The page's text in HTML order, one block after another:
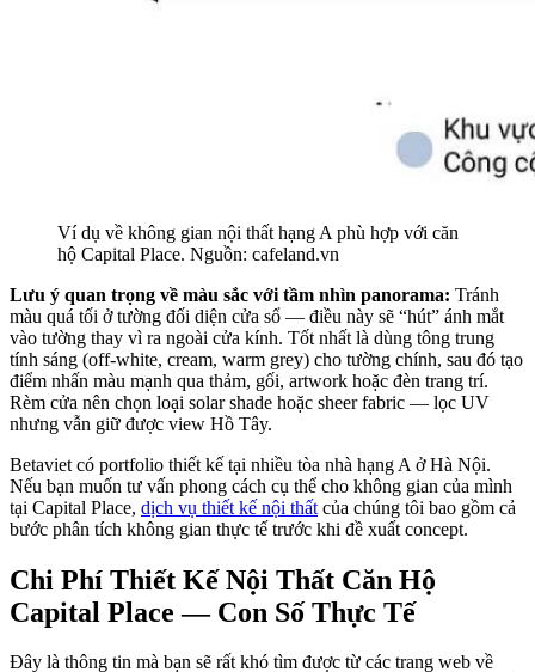
Ví dụ về không gian nội thất hạng A phù hợp với căn
hộ Capital Place. Nguồn: cafeland.vn
Lưu ý quan trọng về màu sắc với tầm nhìn panorama: Tránh
màu quá tối ở tường đối diện cửa sổ — điều này sẽ “hút” ánh mắt
vào tường thay vì ra ngoài cửa kính. Tốt nhất là dùng tông trung
tính sáng (off-white, cream, warm grey) cho tường chính, sau đó tạo
điểm nhấn màu mạnh qua thảm, gối, artwork hoặc đèn trang trí.
Rèm cửa nên chọn loại solar shade hoặc sheer fabric — lọc UV
nhưng vẫn giữ được view Hồ Tây.
Betaviet có portfolio thiết kế tại nhiều tòa nhà hạng A ở Hà Nội.
Nếu bạn muốn tư vấn phong cách cụ thể cho không gian của mình
tại Capital Place, dịch vụ thiết kế nội thất của chúng tôi bao gồm cả
bước phân tích không gian thực tế trước khi đề xuất concept.
Chi Phí Thiết Kế Nội Thất Căn Hộ
Capital Place — Con Số Thực Tế
Đây là thông tin mà bạn sẽ rất khó tìm được từ các trang web về